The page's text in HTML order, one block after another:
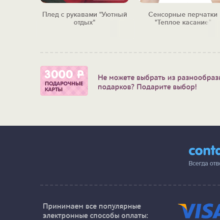
Плед с рукавами "Уютный
отдых"
Сенсорные перчатки
"Теплое касание"
Не можете выбрать из
подарков? Подарите выбор!
Всегда
Принимаем все популярные
электронные способы оплаты: